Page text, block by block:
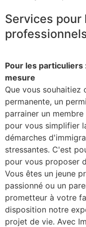
Services
Pour les
mesure
Que vous souhaitiez
permanente, un
parrainer un
pour vous simplifier
démarches
stressantes. C'est
pour vous proposer
Vous êtes un jeune
passionné ou un
prometteur à votre
disposition notre
projet de vie. Avec